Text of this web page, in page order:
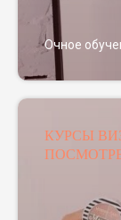
Очное
КУРСЫ